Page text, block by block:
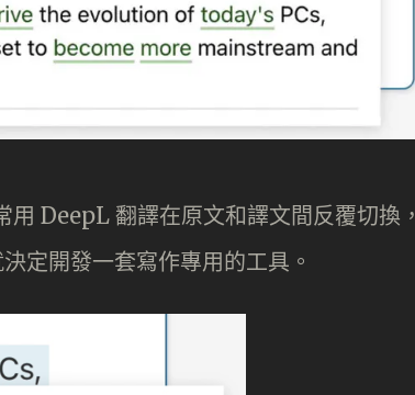
DeepL 翻譯在原文和譯文間反覆切換，
定開發一套寫作專用的工具。